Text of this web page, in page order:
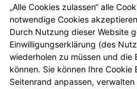
© 2026
„Alle Cookies zulassen“ alle
notwendige Cookies
Durch Nutzung dieser Website
Einwilligungserklärung (des
wiederholen zu müssen und
können. Sie können Ihre
Seitenrand anpassen,